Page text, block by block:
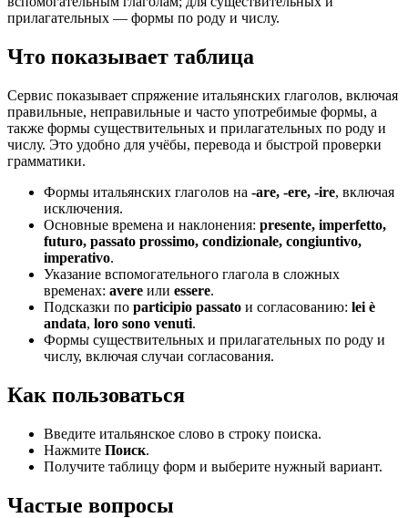
прилагательных — формы по роду и числу.
Что показывает таблица
Сервис показывает спряжение итальянских глаголов, включая
правильные, неправильные и часто употребимые формы, а
также формы существительных и прилагательных по роду и
числу. Это удобно для учёбы, перевода и быстрой проверки
грамматики.
Формы итальянских глаголов на -are, -ere, -ire, включая
исключения.
Основные времена и наклонения: presente, imperfetto,
futuro, passato prossimo, condizionale, congiuntivo,
imperativo.
Указание вспомогательного глагола в сложных
временах: avere или essere.
Подсказки по participio passato и согласованию: lei è
andata, loro sono venuti.
Формы существительных и прилагательных по роду и
числу, включая случаи согласования.
Как пользоваться
Введите итальянское слово в строку поиска.
Нажмите Поиск.
Получите таблицу форм и выберите нужный вариант.
Частые вопросы